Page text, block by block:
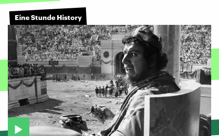
Eine Stunde History